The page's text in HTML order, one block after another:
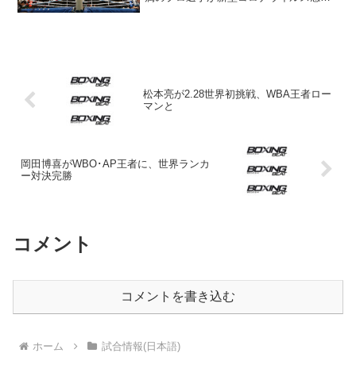
松本亮が2.28世界初挑戦、WBA王者ロー
マンと
岡田博喜がWBO･AP王者に、世界ランカ
ー対決完勝
コメント
コメントを書き込む
ホーム 試合情報(日本語)